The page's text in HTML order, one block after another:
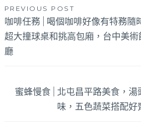
文
章
導
PREVIOUS POST
咖啡任務 | 喝個咖啡好像有特務隨
超大撞球桌和挑高包廂，台中美
廳
蜜蜂慢食 | 北屯昌平路美食，
味，五色蔬菜搭配